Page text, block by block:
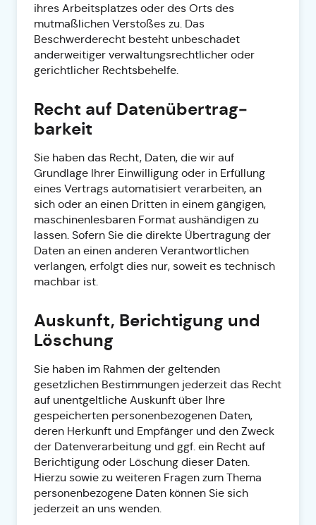
ihres Arbeitsplatzes oder des Orts des
mutmaßlichen Verstoßes zu. Das
Beschwerderecht besteht unbeschadet
anderweitiger verwaltungsrechtlicher oder
gerichtlicher Rechtsbehelfe.
Recht auf Daten­übertrag­
barkeit
Sie haben das Recht, Daten, die wir auf
Grundlage Ihrer Einwilligung oder in Erfüllung
eines Vertrags automatisiert verarbeiten, an
sich oder an einen Dritten in einem gängigen,
maschinenlesbaren Format aushändigen zu
lassen. Sofern Sie die direkte Übertragung der
Daten an einen anderen Verantwortlichen
verlangen, erfolgt dies nur, soweit es technisch
machbar ist.
Auskunft, Berichtigung und
Löschung
Sie haben im Rahmen der geltenden
gesetzlichen Bestimmungen jederzeit das Recht
auf unentgeltliche Auskunft über Ihre
gespeicherten personenbezogenen Daten,
deren Herkunft und Empfänger und den Zweck
der Datenverarbeitung und ggf. ein Recht auf
Berichtigung oder Löschung dieser Daten.
Hierzu sowie zu weiteren Fragen zum Thema
personenbezogene Daten können Sie sich
jederzeit an uns wenden.